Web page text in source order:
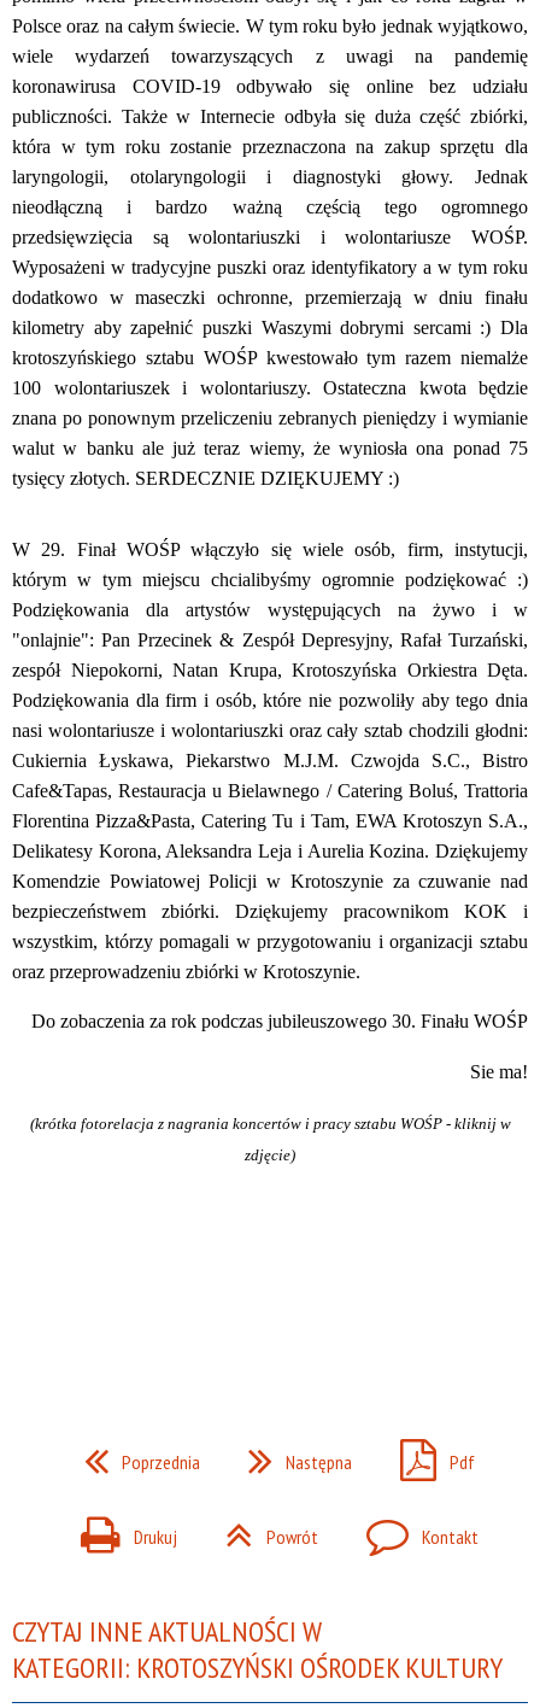
Polsce oraz na całym świecie. W tym roku było jednak wyjątkowo,
wiele wydarzeń towarzyszących z uwagi na pandemię
koronawirusa COVID-19 odbywało się online bez udziału
publiczności. Także w Internecie odbyła się duża część zbiórki,
która w tym roku zostanie przeznaczona na zakup sprzętu dla
laryngologii, otolaryngologii i diagnostyki głowy. Jednak
nieodłączną i bardzo ważną częścią tego ogromnego
przedsięwzięcia są wolontariuszki i wolontariusze WOŚP.
Wyposażeni w tradycyjne puszki oraz identyfikatory a w tym roku
dodatkowo w maseczki ochronne, przemierzają w dniu finału
kilometry aby zapełnić puszki Waszymi dobrymi sercami :) Dla
krotoszyńskiego sztabu WOŚP kwestowało tym razem niemalże
100 wolontariuszek i wolontariuszy. Ostateczna kwota będzie
znana po ponownym przeliczeniu zebranych pieniędzy i wymianie
walut w banku ale już teraz wiemy, że wyniosła ona ponad 75
tysięcy złotych. SERDECZNIE DZIĘKUJEMY :)
W 29. Finał WOŚP włączyło się wiele osób, firm, instytucji,
którym w tym miejscu chcialibyśmy ogromnie podziękować :)
Podziękowania dla artystów występujących na żywo i w
"onlajnie": Pan Przecinek & Zespół Depresyjny, Rafał Turzański,
zespół Niepokorni, Natan Krupa, Krotoszyńska Orkiestra Dęta.
Podziękowania dla firm i osób, które nie pozwoliły aby tego dnia
nasi wolontariusze i wolontariuszki oraz cały sztab chodzili głodni:
Cukiernia Łyskawa, Piekarstwo M.J.M. Czwojda S.C., Bistro
Cafe&Tapas, Restauracja u Bielawnego / Catering Boluś, Trattoria
Florentina Pizza&Pasta, Catering Tu i Tam, EWA Krotoszyn S.A.,
Delikatesy Korona, Aleksandra Leja i Aurelia Kozina. Dziękujemy
Komendzie Powiatowej Policji w Krotoszynie za czuwanie nad
bezpieczeństwem zbiórki. Dziękujemy pracownikom KOK i
wszystkim, którzy pomagali w przygotowaniu i organizacji sztabu
oraz przeprowadzeniu zbiórki w Krotoszynie.
Do zobaczenia za rok podczas jubileuszowego 30. Finału WOŚP
Sie ma!
(krótka fotorelacja z nagrania koncertów i pracy sztabu WOŚP - kliknij w
zdjęcie)
Poprzednia Następna Pdf
Drukuj Powrót Kontakt
CZYTAJ INNE AKTUALNOŚCI W
KATEGORII: KROTOSZYŃSKI OŚRODEK KULTURY